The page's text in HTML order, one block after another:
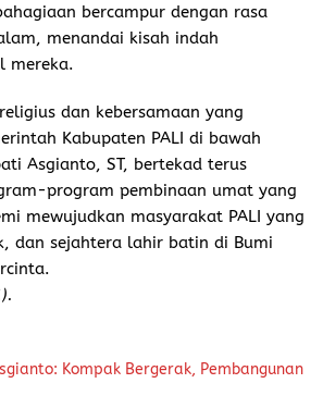
bercampur dengan rasa
menandai kisah indah
mereka.
dan kebersamaan yang
Kabupaten PALI di bawah
Asgianto, ST, bertekad terus
program pembinaan umat yang
mewujudkan masyarakat PALI yang
dan sejahtera lahir batin di Bumi
Kompak Bergerak, Pembangunan